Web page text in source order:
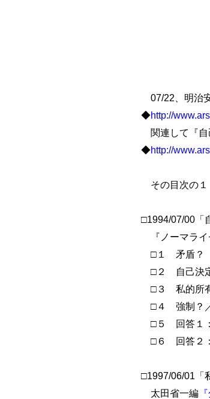
07/22、明治
◆http://
関連して『自
◆http://
その目次の１
□1994/07/00「
『ノーマライ
□１ 矛盾？
□２ 自己決
□３ 私的所
□４ 強制？
□５ 回答１
□６ 回答２：
□1997/06/01「
太田省一編『